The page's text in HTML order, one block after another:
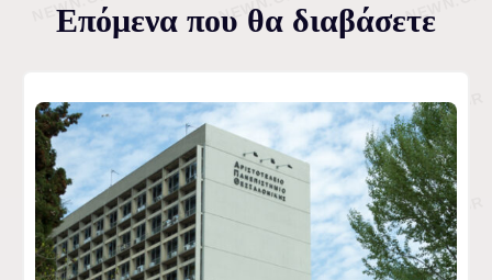
Επόμενα που θα διαβάσετε